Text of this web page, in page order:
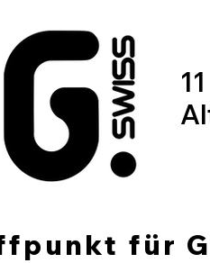
für